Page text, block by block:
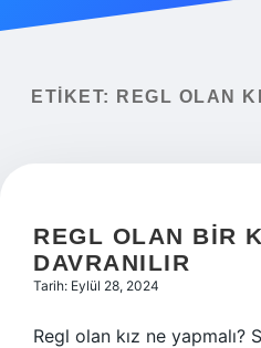
Yasal Uyarı
ETIKET: REGL OLAN
REGL OLAN BIR
DAVRANILIR
Tarih: Eylül 28, 2024
Regl olan kız ne yapmalı?